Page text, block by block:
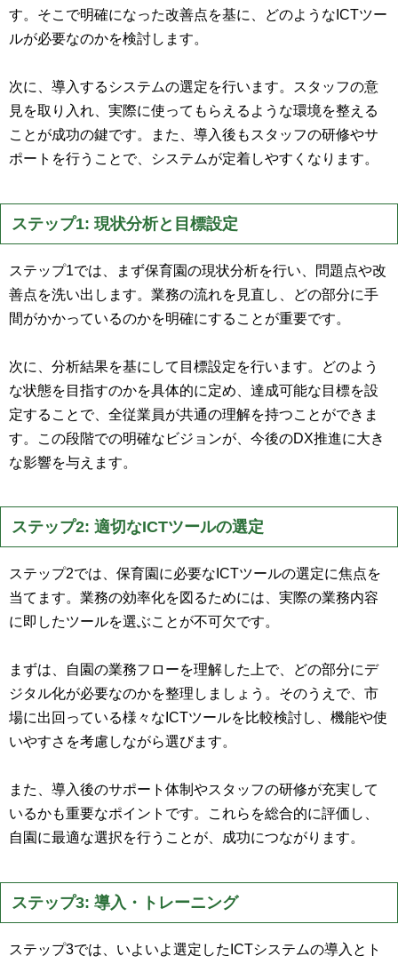
す。そこで明確になった改善点を基に、どのようなICTツー
ルが必要なのかを検討します。
次に、導入するシステムの選定を行います。スタッフの意
見を取り入れ、実際に使ってもらえるような環境を整える
ことが成功の鍵です。また、導入後もスタッフの研修やサ
ポートを行うことで、システムが定着しやすくなります。
ステップ1: 現状分析と目標設定
ステップ1では、まず保育園の現状分析を行い、問題点や改
善点を洗い出します。業務の流れを見直し、どの部分に手
間がかかっているのかを明確にすることが重要です。
次に、分析結果を基にして目標設定を行います。どのよう
な状態を目指すのかを具体的に定め、達成可能な目標を設
定することで、全従業員が共通の理解を持つことができま
す。この段階での明確なビジョンが、今後のDX推進に大き
な影響を与えます。
ステップ2: 適切なICTツールの選定
ステップ2では、保育園に必要なICTツールの選定に焦点を
当てます。業務の効率化を図るためには、実際の業務内容
に即したツールを選ぶことが不可欠です。
まずは、自園の業務フローを理解した上で、どの部分にデ
ジタル化が必要なのかを整理しましょう。そのうえで、市
場に出回っている様々なICTツールを比較検討し、機能や使
いやすさを考慮しながら選びます。
また、導入後のサポート体制やスタッフの研修が充実して
いるかも重要なポイントです。これらを総合的に評価し、
自園に最適な選択を行うことが、成功につながります。
ステップ3: 導入・トレーニング
ステップ3では、いよいよ選定したICTシステムの導入とト